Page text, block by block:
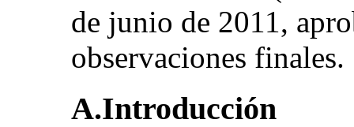
de junio de 2011,
observaciones finales.
A.Introducción